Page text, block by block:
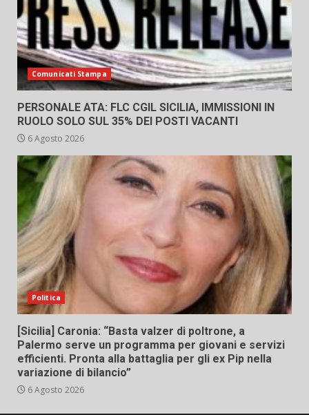
Comunicati Stampa
PERSONALE ATA: FLC CGIL SICILIA, IMMISSIONI IN
RUOLO SOLO SUL 35% DEI POSTI VACANTI
6 Agosto 2026
Politica
[Sicilia] Caronia: “Basta valzer di poltrone, a
Palermo serve un programma per giovani e servizi
efficienti. Pronta alla battaglia per gli ex Pip nella
variazione di bilancio”
6 Agosto 2026